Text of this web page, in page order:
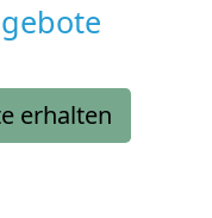
erhalten